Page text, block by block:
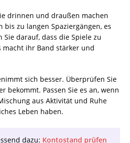
drinnen und draußen machen
bis zu langen Spaziergängen, es
darauf, dass die Spiele zu
macht ihr Band stärker und
sich besser. Überprüfen Sie
bekommt. Passen Sie es an, wenn
aus Aktivität und Ruhe
Leben haben.
dazu: Kontostand prüfen